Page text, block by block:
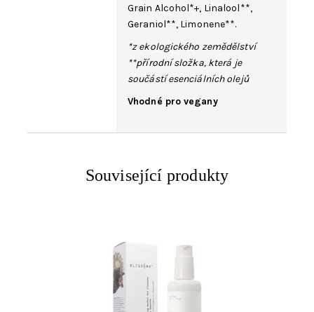
Grain Alcohol*+, Linalool**,
Geraniol**, Limonene**.
*z ekologického zemědělství
**přírodní složka, která je
součástí esenciálních olejů
Vhodné pro vegany
Související produkty